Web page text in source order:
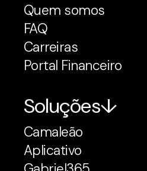
Quem somos
FAQ
Carreiras
Portal Financeiro
Soluções
Camaleão
Aplicativo